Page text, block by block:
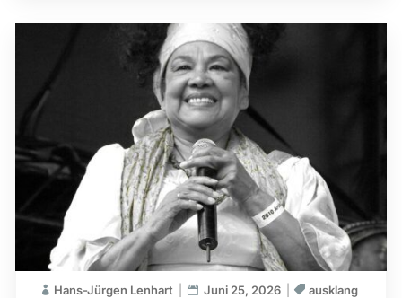
Hans-Jürgen Lenhart Juni 25, 2026 ausklang